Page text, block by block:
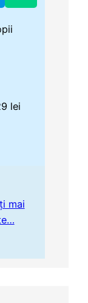
lei
mai